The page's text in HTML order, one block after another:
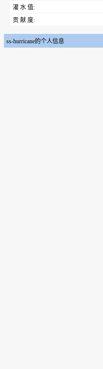
灌 水 值:
贡 献 度:
ss-hurricane的个人信息